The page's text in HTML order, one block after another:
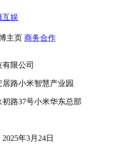
互娱
主页 商务合作
限公司
路小米智慧产业园
路37号小米华东总部
年3月24日